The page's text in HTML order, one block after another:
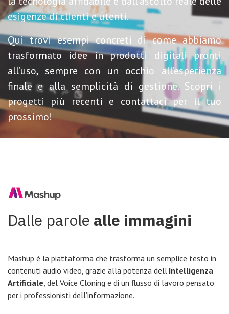
esigenze di clienti e utenti.
Qui trovi esempi concreti di come abbiamo
trasformato idee in prodotti digitali pronti
all’uso, sempre con un occhio all’esperienza
finale e alla semplicità di gestione. Scopri i
progetti più recenti e contattaci per il tuo
prossimo!
Dalle parole alle immagini
Mashup è la piattaforma che trasforma un semplice testo in
contenuti audio video, grazie alla potenza dell’Intelligenza
Artificiale, del Voice Cloning e di un flusso di lavoro pensato
per i professionisti dell’informazione.